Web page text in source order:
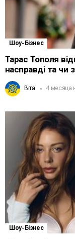
Шоу-Бізнес
Тарас Тополя
насправді та чи
Віта 4 месяца
Шоу-Бізнес